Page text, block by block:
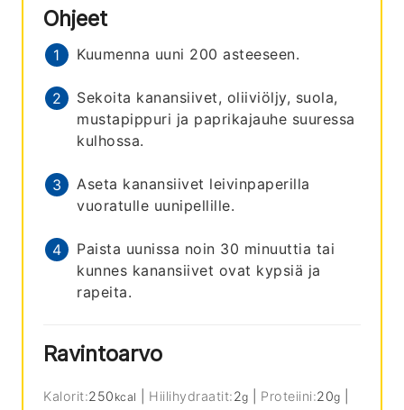
Ohjeet
Kuumenna uuni 200 asteeseen.
Sekoita kanansiivet, oliiviöljy, suola,
mustapippuri ja paprikajauhe suuressa
kulhossa.
Aseta kanansiivet leivinpaperilla
vuoratulle uunipellille.
Paista uunissa noin 30 minuuttia tai
kunnes kanansiivet ovat kypsiä ja
rapeita.
Ravintoarvo
Kalorit:250 kcal Hiilihydraatit:2g Proteiini:20g